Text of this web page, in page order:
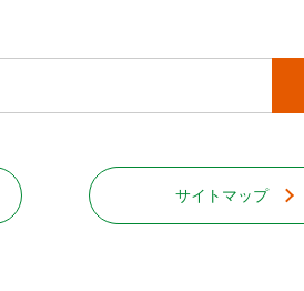
サイトマップ